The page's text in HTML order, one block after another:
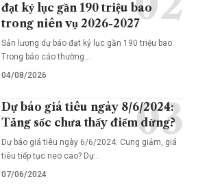
đạt kỷ lục gần 190 triệu bao
trong niên vụ 2026-2027
Sản lượng dự báo đạt kỷ lục gần 190 triệu bao
Trong báo cáo thường…
04/08/2026
Dự báo giá tiêu ngày 8/6/2024:
Tăng sốc chưa thấy điểm dừng?
Dự báo giá tiêu ngày 6/6/2024: Cung giảm, giá
tiêu tiếp tục neo cao? Dự…
07/06/2024